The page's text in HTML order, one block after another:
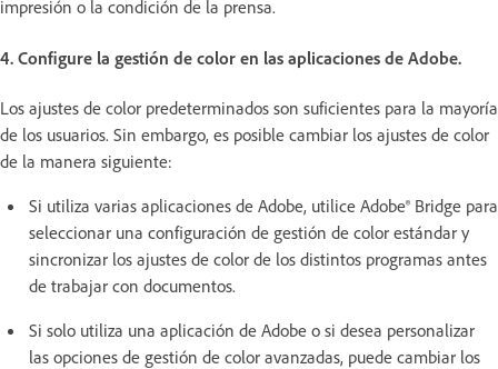
impresión o la condición de la prensa.
4. Configure la gestión de color en las aplicaciones de Adobe.
Los ajustes de color predeterminados son suficientes para la mayoría
de los usuarios. Sin embargo, es posible cambiar los ajustes de color
de la manera siguiente:
Si utiliza varias aplicaciones de Adobe, utilice Adobe® Bridge para
seleccionar una configuración de gestión de color estándar y
sincronizar los ajustes de color de los distintos programas antes
de trabajar con documentos.
Si solo utiliza una aplicación de Adobe o si desea personalizar
las opciones de gestión de color avanzadas, puede cambiar los